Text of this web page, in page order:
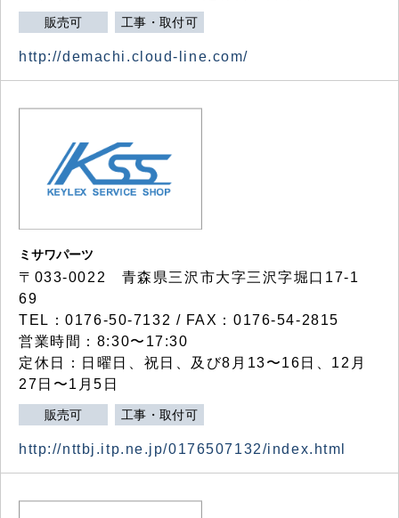
販売可 工事・取付可
http://demachi.cloud-line.com/
ミサワパーツ
〒033-0022 青森県三沢市大字三沢字堀口17-1
69
TEL：0176-50-7132 / FAX：0176-54-2815
営業時間：8:30〜17:30
定休日：日曜日、祝日、及び8月13〜16日、12月
27日〜1月5日
販売可 工事・取付可
http://nttbj.itp.ne.jp/0176507132/index.html